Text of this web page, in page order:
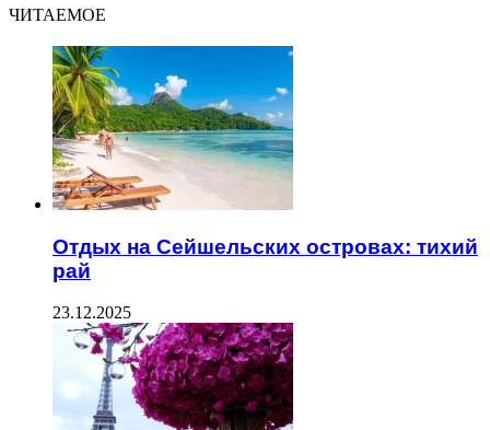
ЧИТАЕМОЕ
Отдых на Сейшельских островах: тихий
рай
23.12.2025